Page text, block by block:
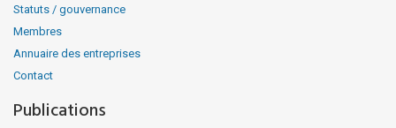
Statuts / gouvernance
Membres
Annuaire des entreprises
Contact
Publications